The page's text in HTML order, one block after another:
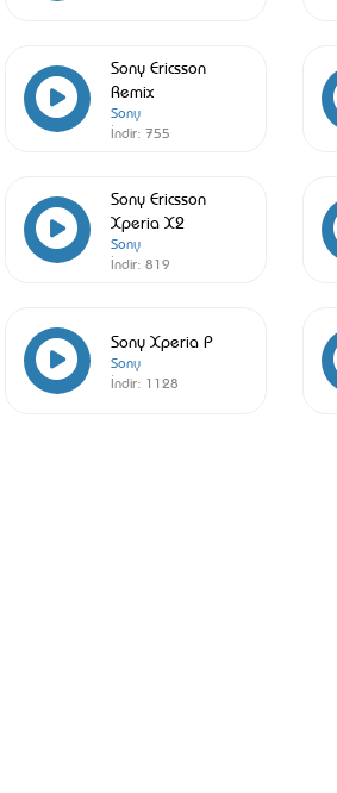
Sony Ericsson
Remix
Sony
İndir: 755
Sony Ericsson
Xperia X2
Sony
İndir: 819
Sony Xperia P
Sony
İndir: 1128